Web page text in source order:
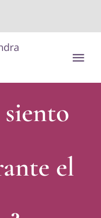
siento
el